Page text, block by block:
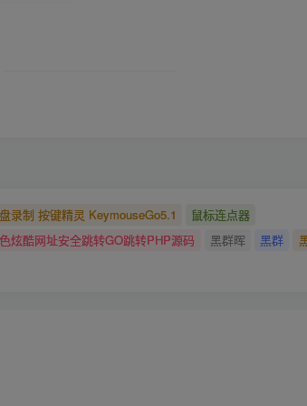
录制 按键精灵 KeymouseGo5.1
鼠标连点器
炫酷网址安全跳转GO跳转PHP源码 黑群晖 黑群